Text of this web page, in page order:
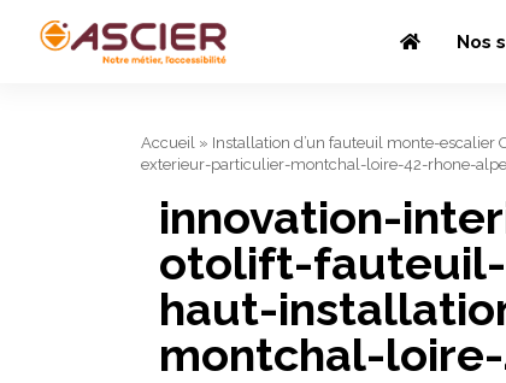
Nos
Accueil » Installation d’un fauteuil monte-escalier
exterieur-particulier-montchal-loire-42-rhone-
innovation-
otolift-
haut-
montchal-